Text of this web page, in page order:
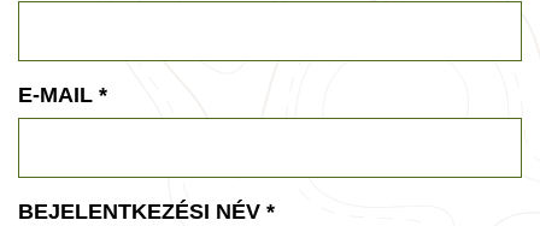
E-MAIL *
BEJELENTKEZÉSI NÉV *